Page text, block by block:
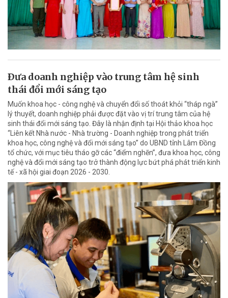
Ðưa doanh nghiệp vào trung tâm hệ sinh
thái đổi mới sáng tạo
Muốn khoa học - công nghệ và chuyển đổi số thoát khỏi “tháp ngà”
lý thuyết, doanh nghiệp phải được đặt vào vị trí trung tâm của hệ
sinh thái đổi mới sáng tạo. Đây là nhận định tại Hội thảo khoa học
“Liên kết Nhà nước - Nhà trường - Doanh nghiệp trong phát triển
khoa học, công nghệ và đổi mới sáng tạo” do UBND tỉnh Lâm Đồng
tổ chức, với mục tiêu tháo gỡ các “điểm nghẽn”, đưa khoa học, công
nghệ và đổi mới sáng tạo trở thành động lực bứt phá phát triển kinh
tế - xã hội giai đoạn 2026 - 2030.